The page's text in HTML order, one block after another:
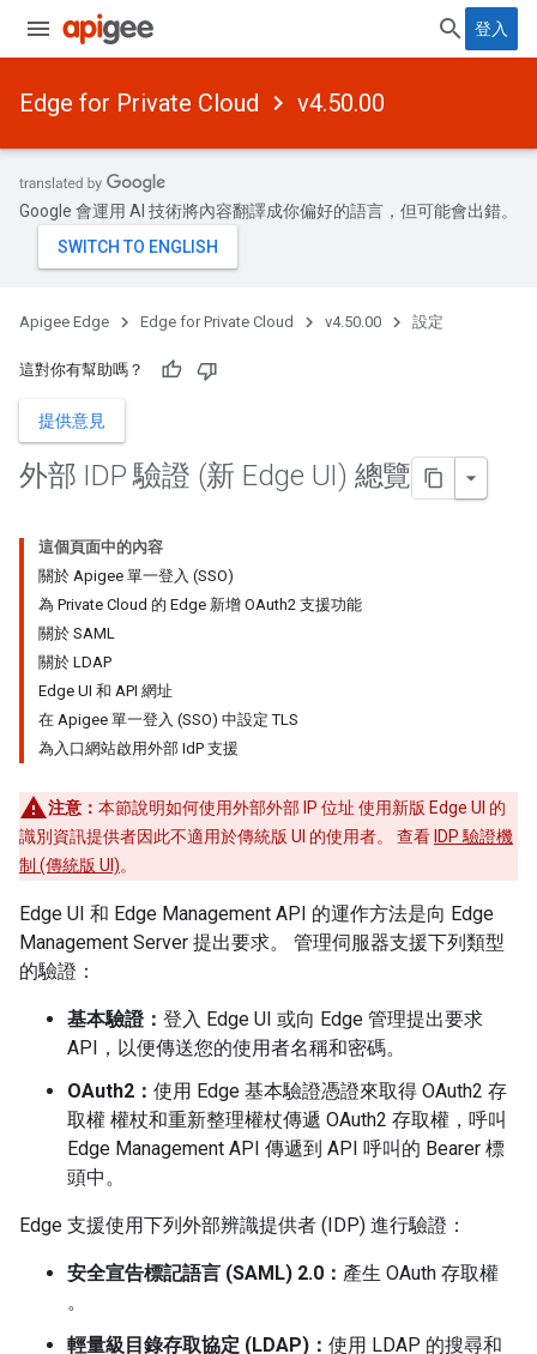
登入
Edge for Private Cloud v4.50.00
Google 會運用 AI 技術將內容翻譯成你偏好的語言，但可能會出錯。
Apigee Edge Edge for Private Cloud v4.50.00 設定
這對你有幫助嗎？
提供意見
外部 IDP 驗證 (新 Edge UI) 總覽
這個頁面中的內容
關於 Apigee 單一登入 (SSO)
為 Private Cloud 的 Edge 新增 OAuth2 支援功能
關於 SAML
關於 LDAP
Edge UI 和 API 網址
在 Apigee 單一登入 (SSO) 中設定 TLS
為入口網站啟用外部 IdP 支援
注意： 本節說明如何使用外部外部 IP 位址 使用新版 Edge UI 的
識別資訊提供者因此不適用於傳統版 UI 的使用者。 查看 IDP 驗證機
制 (傳統版 UI)。
Edge UI 和 Edge Management API 的運作方法是向 Edge
Management Server 提出要求。 管理伺服器支援下列類型
的驗證：
基本驗證： 登入 Edge UI 或向 Edge 管理提出要求
API，以便傳送您的使用者名稱和密碼。
OAuth2： 使用 Edge 基本驗證憑證來取得 OAuth2 存
取權 權杖和重新整理權杖傳遞 OAuth2 存取權，呼叫
Edge Management API 傳遞到 API 呼叫的 Bearer 標
頭中。
Edge 支援使用下列外部辨識提供者 (IDP) 進行驗證：
安全宣告標記語言 (SAML) 2.0： 產生 OAuth 存取權
。
輕量級目錄存取協定 (LDAP)： 使用 LDAP 的搜尋和